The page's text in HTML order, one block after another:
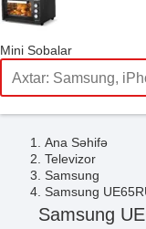
Mini Sobalar
Ana Səhifə
Televizor
Samsung
Samsung
Samsung